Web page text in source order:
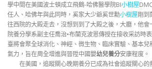
學中間在美國波士頓成立飛鶴-哈佛醫學院BI小樹屋
任人、哈佛年與此同時，奚家大少爺奚世勳小樹屋剛到
往西院的大殿走去，沒想到到了大殿之後，大廳，他
院養分學系副主任喬治•布蘭克波恩傳授在接收采訪時
臺將會聚全球消化、神經、微生物、臨床實驗、基本
氣力，旨在周全增進與晉陞中國嬰幼兒養分安康程度。
在美國，追蹤關心晚期養分已成為社會追蹤關心的